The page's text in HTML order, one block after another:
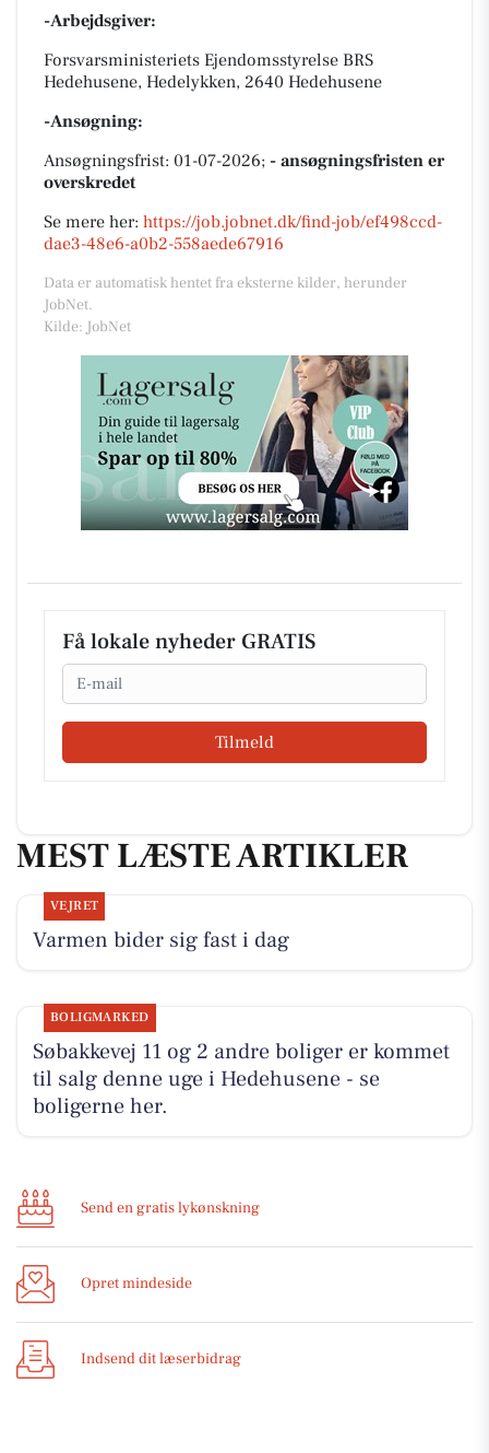
-Arbejdsgiver:
Forsvarsministeriets Ejendomsstyrelse BRS
Hedehusene, Hedelykken, 2640 Hedehusene
-Ansøgning:
Ansøgningsfrist: 01-07-2026; - ansøgningsfristen er
overskredet
Se mere her: https://job.jobnet.dk/find-job/ef498ccd-
dae3-48e6-a0b2-558aede67916
Data er automatisk hentet fra eksterne kilder, herunder
JobNet.
Kilde: JobNet
Få lokale nyheder GRATIS
Email
Tilmeld
MEST LÆSTE ARTIKLER
VEJRET
Varmen bider sig fast i dag
BOLIGMARKED
Søbakkevej 11 og 2 andre boliger er kommet
til salg denne uge i Hedehusene - se
boligerne her.
Send en gratis lykønskning
Opret mindeside
Indsend dit læserbidrag